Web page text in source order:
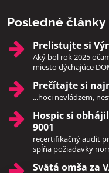
Posledné články
Prelistujte si
Aký bol rok 2025
miesto dýchajúce
Prečítajte si
...hoci nevládzem,
Hospic si
9001
recertifikačný audit
spĺňa požiadavky
Svätá omša za